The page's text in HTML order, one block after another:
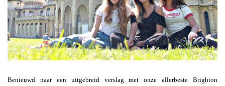
Benieuwd naar een uitgebreid verslag met onze allerbeste Brighton